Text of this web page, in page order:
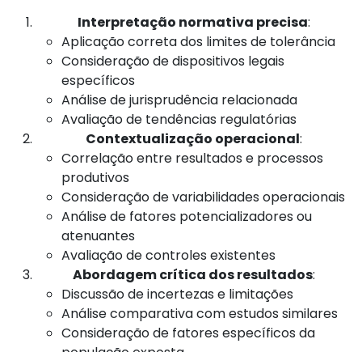
Interpretação normativa precisa:
Aplicação correta dos limites de tolerância
Consideração de dispositivos legais
específicos
Análise de jurisprudência relacionada
Avaliação de tendências regulatórias
Contextualização operacional:
Correlação entre resultados e processos
produtivos
Consideração de variabilidades operacionais
Análise de fatores potencializadores ou
atenuantes
Avaliação de controles existentes
Abordagem crítica dos resultados:
Discussão de incertezas e limitações
Análise comparativa com estudos similares
Consideração de fatores específicos da